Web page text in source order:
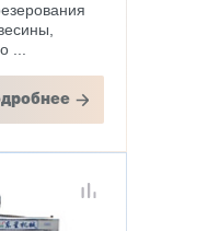
...